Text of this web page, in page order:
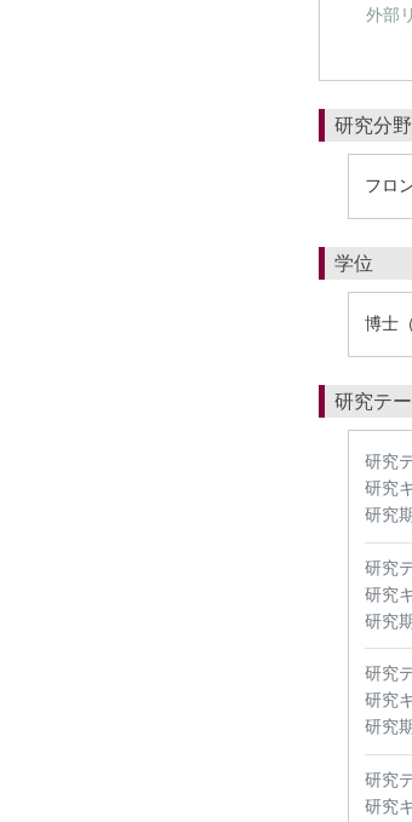
外部
研究分野
フロ
学位
博士
研究テ
研究
研究
研究
研究
研究
研究
研究
研究
研究
研究
研究